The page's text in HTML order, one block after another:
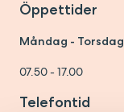
Öppettider
Måndag - Torsdag
07.50 - 17.00
Telefontid